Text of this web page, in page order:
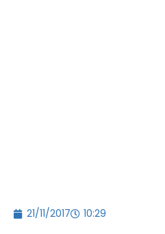
21/11/2017 10:29